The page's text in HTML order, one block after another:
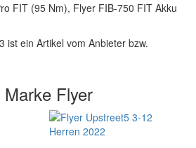
FIT (95 Nm), Flyer FIB-750 FIT Akku
ist ein Artikel vom Anbieter bzw.
Flyer